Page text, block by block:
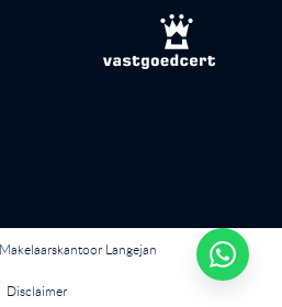
Langejan
Disclaimer